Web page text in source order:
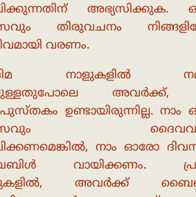
അഭ്യസിക്കുക.
തിരുവചനം
വരണം.
നാളുകളിൽ
അവർക്ക്,
ഉണ്ടായിരുന്നില്ല. നാം
നാം ഓരോ
വായിക്കണം.
അവർക്ക്